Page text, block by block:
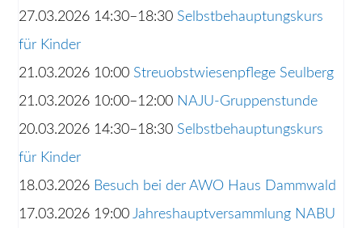
27.03.2026 14:30–18:30 Selbstbehauptungskurs
für Kinder
21.03.2026 10:00 Streuobstwiesenpflege Seulberg
21.03.2026 10:00–12:00 NAJU-Gruppenstunde
20.03.2026 14:30–18:30 Selbstbehauptungskurs
für Kinder
18.03.2026 Besuch bei der AWO Haus Dammwald
17.03.2026 19:00 Jahreshauptversammlung NABU